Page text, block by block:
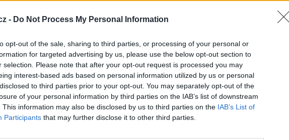
- Do Not Process My Personal Information
opt-out of the sale, sharing to third parties, or processing of your personal or
for targeted advertising by us, please use the below opt-out section to
selection. Please note that after your opt-out request is processed you may
interest-based ads based on personal information utilized by us or personal
to third parties prior to your opt-out. You may separately opt-out of the
of your personal information by third parties on the IAB’s list of downstream
This information may also be disclosed by us to third parties on the IAB’s List of
Participants that may further disclose it to other third parties.
z detektivních seriálů. Diváci se tak mohou těšit
vyšetřovací odhalení Williama
špičkové pátrací schopnosti slečny
Skylinku (foto: M7 Group)
CANAL+ Domo. Ten nabídne
domácí kutily i kuchaře, a to od
HD a CANAL+ Domo jsou dostupné ve
TV, kterou mají všichni zákazníci v ceně
TV program